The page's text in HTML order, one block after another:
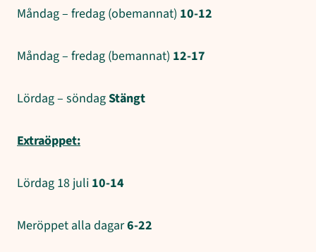
Måndag – fredag (obemannat) 10-12
Måndag – fredag (bemannat) 12-17
Lördag – söndagStängt
Extraöppet:
Lördag 18 juli 10-14
Meröppet alla dagar6-22